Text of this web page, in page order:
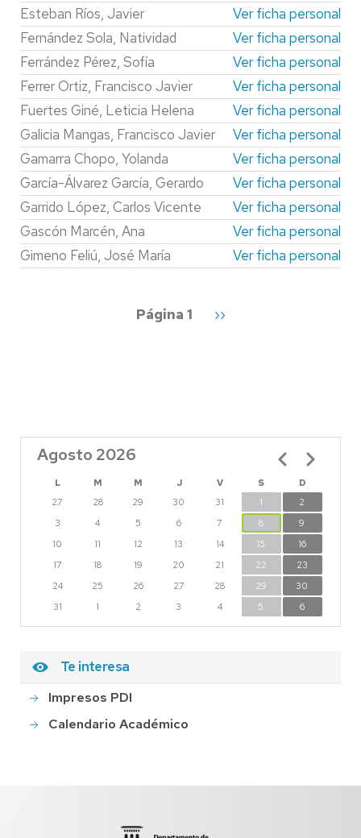
Esteban Ríos, Javier
Ver ficha personal
Fernández Sola, Natividad
Ver ficha personal
Ferrández Pérez, Sofía
Ver ficha personal
Ferrer Ortiz, Francisco Javier
Ver ficha personal
Fuertes Giné, Leticia Helena
Ver ficha personal
Galicia Mangas, Francisco Javier
Ver ficha personal
Gamarra Chopo, Yolanda
Ver ficha personal
García-Álvarez García, Gerardo
Ver ficha personal
Garrido López, Carlos Vicente
Ver ficha personal
Gascón Marcén, Ana
Ver ficha personal
Gimeno Feliú, José María
Ver ficha personal
Página 1
Siguiente
››
Agosto 2026
L M M J V S
D
27
28 29 30 31 1
2
3
4 5 6 7 8
9
10
11 12 13 14 15
16
17
18 19 20 21 22
23
24
25 26 27 28 29
30
31
1 2 3 4 5 6
Paginación
Te interesa
Impresos PDI
Calendario Académico